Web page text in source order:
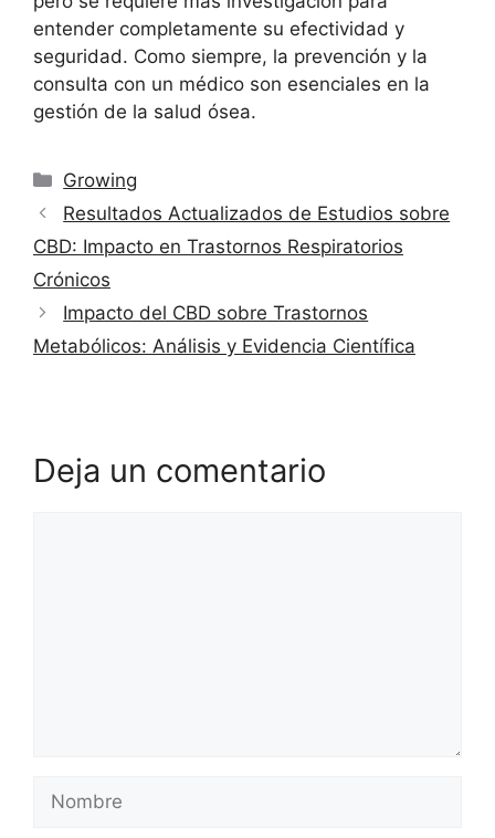
entender completamente su efectividad y
seguridad. Como siempre, la prevención y la
consulta con un médico son esenciales en la
gestión de la salud ósea.
Categorías
Growing
Resultados Actualizados de Estudios sobre
CBD: Impacto en Trastornos Respiratorios
Crónicos
Impacto del CBD sobre Trastornos
Metabólicos: Análisis y Evidencia Científica
Deja un comentario